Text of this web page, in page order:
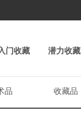
门收藏 潜力收藏
品 收藏品